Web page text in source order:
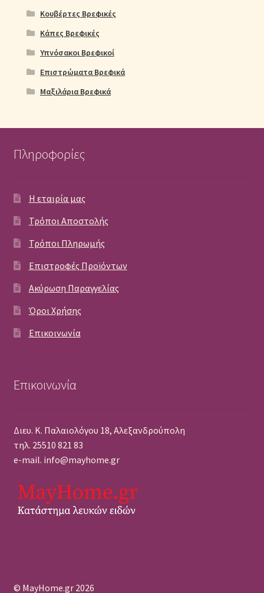
Κουβέρτες Βρεφικές
Κάπες Βρεφικές
Υπνόσακοι Βρεφικοί
Επιστρώματα Βρεφικά
Μαξιλάρια Βρεφικά
Πληροφορίες
Η εταιρία μας
Τρόποι Αποστολής
Τρόποι Πληρωμής
Επιστροφές Προϊόντων
Ακύρωση Παραγγελίας
Όροι Χρήσης
Επικοινωνία
Επικοινωνία
Διευ. Κ. Παλαιολόγου 18, Αλεξανδρούπολη
τηλ. 25510 821 83
e-mail. info@mayhome.gr
© MayHome.gr 2026